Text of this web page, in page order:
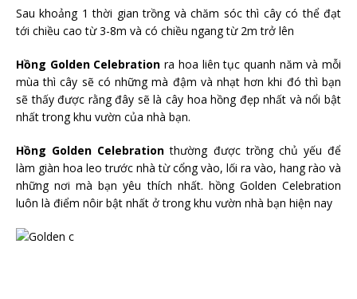
Sau khoảng 1 thời gian trồng và chăm sóc thì cây có thể đạt
tới chiều cao từ 3-8m và có chiều ngang từ 2m trở lên
Hồng Golden Celebration ra hoa liên tục quanh năm và mỗi
mùa thì cây sẽ có những mà đậm và nhạt hơn khi đó thì bạn
sẽ thấy được rằng đây sẽ là cây hoa hồng đẹp nhất và nổi bật
nhất trong khu vườn của nhà bạn.
Hồng Golden Celebration thường được trồng chủ yếu để
làm giàn hoa leo trước nhà từ cổng vào, lối ra vào, hang rào và
những nơi mà bạn yêu thích nhất. hồng Golden Celebration
luôn là điểm nôir bật nhất ở trong khu vườn nhà bạn hiện nay